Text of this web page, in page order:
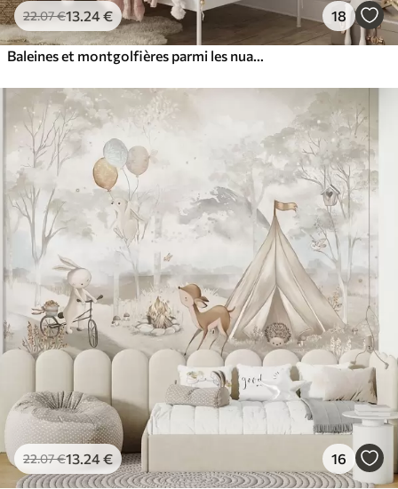
22.07€13.24€ 18
Baleines et montgolfières parmi les nuages cotonneux
22.07€13.24€ 16